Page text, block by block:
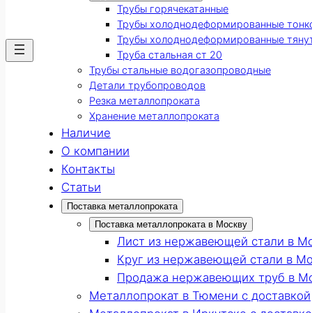
Трубы горячекатанные
Трубы холоднодеформированные
Трубы холоднодеформированные
Труба стальная ст 20
Трубы стальные водогазопроводные
Детали трубопроводов
Резка металлопроката
Хранение металлопроката
Наличие
О компании
Контакты
Статьи
Поставка металлопроката
Поставка металлопроката в Москву
Лист из нержавеющей стали в
Круг из нержавеющей стали в
Продажа нержавеющих труб в
Металлопрокат в Тюмени с доставкой